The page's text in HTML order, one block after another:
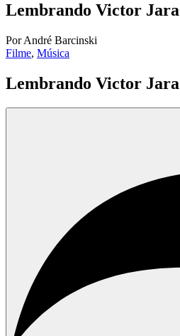
Lembrando Victor Jara
Por André Barcinski
Filme, Música
Lembrando Victor Jara